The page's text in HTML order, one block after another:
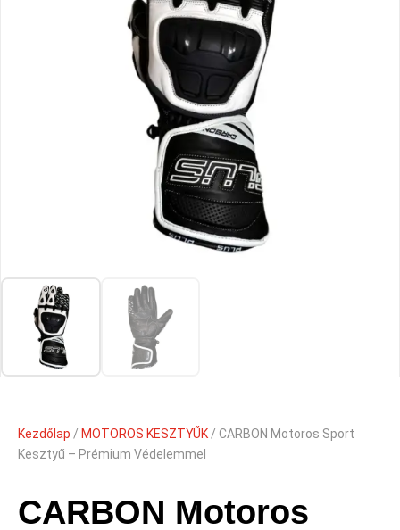
Kezdőlap / MOTOROS KESZTYŰK/ CARBON Motoros Sport
Kesztyű – Prémium Védelemmel
CARBON Motoros